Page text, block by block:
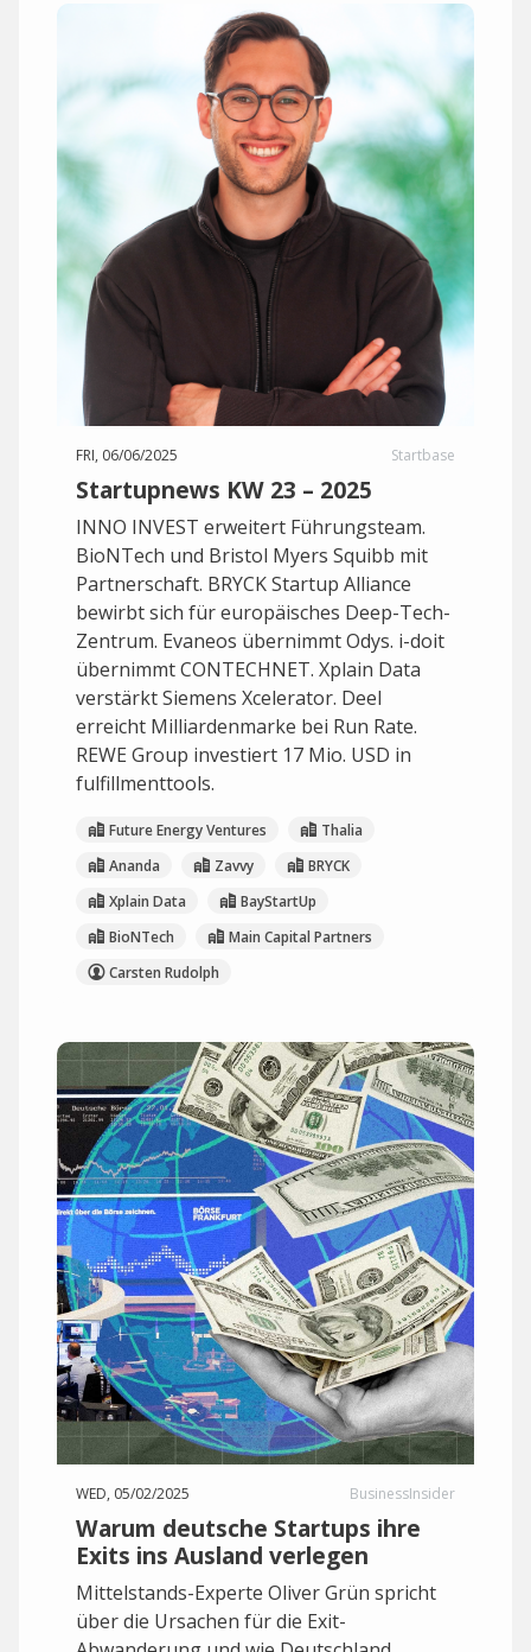
FRI, 06/06/2025 Startbase
Startupnews KW 23 – 2025
INNO INVEST erweitert Führungsteam.
BioNTech und Bristol Myers Squibb mit
Partnerschaft. BRYCK Startup Alliance
bewirbt sich für europäisches Deep-Tech-
Zentrum. Evaneos übernimmt Odys. i-doit
übernimmt CONTECHNET. Xplain Data
verstärkt Siemens Xcelerator. Deel
erreicht Milliardenmarke bei Run Rate.
REWE Group investiert 17 Mio. USD in
fulfillmenttools.
Future Energy Ventures
Thalia
Ananda
Zavvy
BRYCK
Xplain Data
BayStartUp
BioNTech
Main Capital Partners
Carsten Rudolph
WED, 05/02/2025 BusinessInsider
Warum deutsche Startups ihre
Exits ins Ausland verlegen
Mittelstands-Experte Oliver Grün spricht
über die Ursachen für die Exit-